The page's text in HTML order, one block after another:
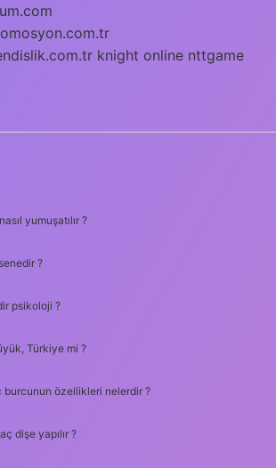
knight online nttgame
yumuşatılır ?
?
psikoloji ?
Türkiye mi ?
burcunun özellikleri nelerdir ?
dişe yapılır ?